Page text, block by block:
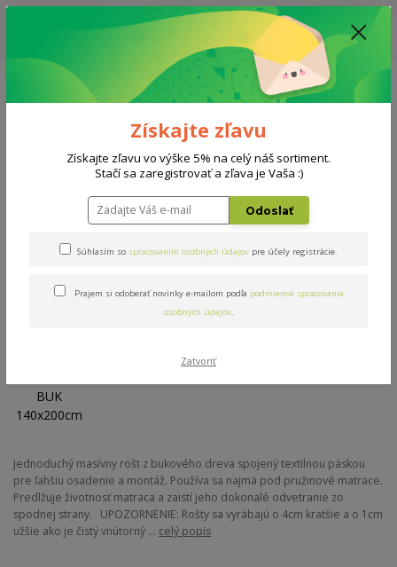
ZĽAVA: VŠETKY VYSTAVENÉ POSTELE ZA 400€ - CENA MATRACU A ROŠTU
PODĽA VÝBERU / DODACIA LEHOTA JE AKTUÁLNE 10-15 PRACOVNÝCH
Menu
0908 777 700 Po-So: 10-18 hod.
0
Masív BUK 140x200cm
Masív BUK 140x200cm
Jednoduchý masívny rošt z bukového dreva spojený textilnou páskou
pre ľahšiu osadenie a montáž. Používa sa najmä pod pružinové matrace.
Predlžuje životnosť matraca a zaistí jeho dokonalé odvetranie zo
spodnej strany. UPOZORNENIE: Rošty sa vyrábajú o 4cm kratšie a o 1cm
užšie ako je čistý vnútorný ... celý popis
Získajte zľavu
Získajte zľavu vo výške 5% na celý náš sortiment.
Stačí sa zaregistrovať a zľava je Vaša :)
Odoslať
Súhlasím so spracovaním osobných údajov pre účely registrácie.
Prajem si odoberať novinky e-mailom podľa podmienok spracovania
osobných údajov.
Zatvoriť